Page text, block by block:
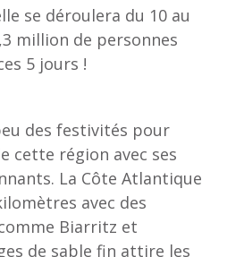
se déroulera du 10 au
million de personnes
5 jours !
des festivités pour
cette région avec ses
La Côte Atlantique
avec des
Biarritz et
de sable fin attire les